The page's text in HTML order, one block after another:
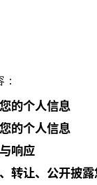
的个人信息
的个人信息
响应
转让、公开披